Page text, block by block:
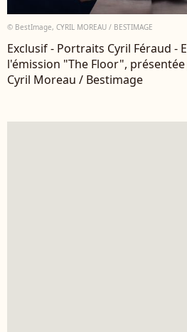
© BestImage, CYRIL MOREAU / BESTIMAGE
Exclusif - Portraits Cyril Féraud -
l'émission "The Floor",
Cyril Moreau / Bestimage